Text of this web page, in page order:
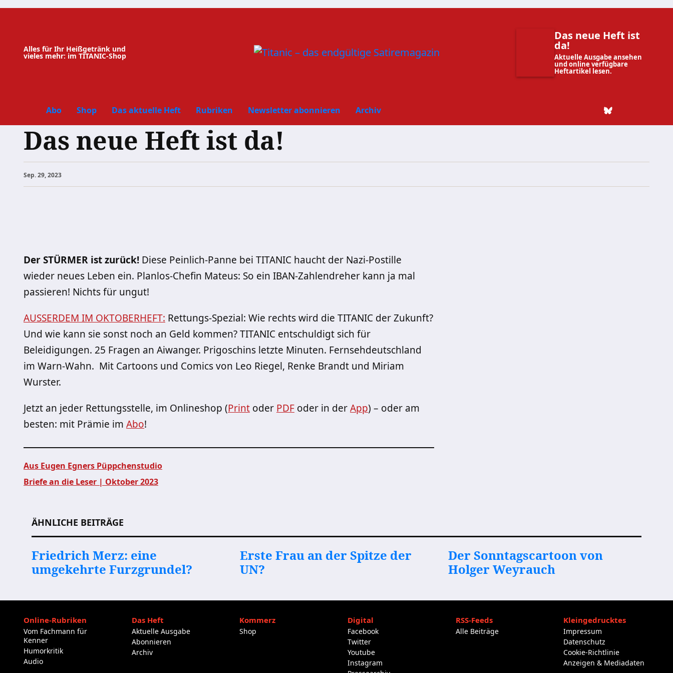
Zum
Alles für Ihr Heißgetränk und
vieles mehr: im TITANIC-Shop
Das neue Heft ist
da!
Aktuelle Ausgabe ansehen
und online verfügbare
Heftartikel lesen.
Abo Shop Das aktuelle Heft Rubriken Newsletter abonnieren Archiv
Das neue Heft ist da!
Sep. 29, 2023
Der STÜRMER ist zurück! Diese Peinlich-Panne bei TITANIC haucht der Nazi-Postille
wieder neues Leben ein. Planlos-Chefin Mateus: So ein IBAN-Zahlendreher kann ja mal
passieren! Nichts für ungut!
AUSSERDEM IM OKTOBERHEFT: Rettungs-Spezial: Wie rechts wird die TITANIC der Zukunft?
Und wie kann sie sonst noch an Geld kommen? TITANIC entschuldigt sich für
Beleidigungen. 25 Fragen an Aiwanger. Prigoschins letzte Minuten. Fernsehdeutschland
im Warn-Wahn. Mit Cartoons und Comics von Leo Riegel, Renke Brandt und Miriam
Wurster.
Jetzt an jeder Rettungsstelle, im Onlineshop (Print oder PDF oder in derApp) – oder am
besten: mit Prämie im Abo!
Aus Eugen Egners Püppchenstudio
Briefe an die Leser | Oktober 2023
ÄHNLICHE BEITRÄGE
Friedrich Merz: eine
umgekehrte Furzgrundel?
Erste Frau an der Spitze der
UN?
Der Sonntagscartoon von
Holger Weyrauch
Online-Rubriken
Vom Fachmann für
Kenner
Humorkritik
Audio
Das Heft
Aktuelle Ausgabe
Abonnieren
Archiv
Kommerz
Shop
Digital
Facebook
Twitter
Youtube
Instagram
RSS-Feeds
Alle Beiträge
Kleingedrucktes
Impressum
Datenschutz
Cookie-Richtlinie
Anzeigen & Mediadaten